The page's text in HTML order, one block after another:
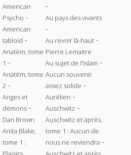
American
Psycho -
American
tabloïd -
Anatèm, tome
1 -
Anatèm, tome
2 -
Anges et
démons -
Dan Brown
Anita Blake,
tome 1 :
-
Au pays des vivants
-
Au revoir là-haut -
Pierre Lemaitre
Au sujet de l'Islam -
Aucun souvenir
assez solide -
Aurélien -
Auschwitz -
Auschwitz et après,
tome 1 : Aucun de
nous ne reviendra -